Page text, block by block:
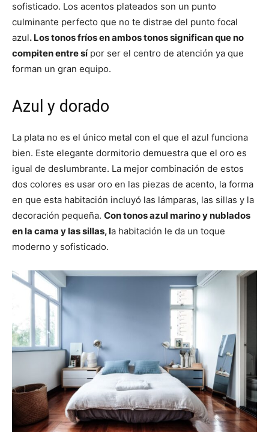
sofisticado. Los acentos plateados son un punto
culminante perfecto que no te distrae del punto focal
azul. Los tonos fríos en ambos tonos significan que no
compiten entre sípor ser el centro de atención ya que
forman un gran equipo.
Azul y dorado
La plata no es el único metal con el que el azul funciona
bien. Este elegante dormitorio demuestra que el oro es
igual de deslumbrante. La mejor combinación de estos
dos colores es usar oro en las piezas de acento, la forma
en que esta habitación incluyó las lámparas, las sillas y la
decoración pequeña. Con tonos azul marino y nublados
en la cama y las sillas, la habitación le da un toque
moderno y sofisticado.